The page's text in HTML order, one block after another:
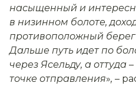
насыщенный и
в низинном болоте,
противоположный
Дальше путь идет по
через Ясельду, а оттуда –
точке отправления», –